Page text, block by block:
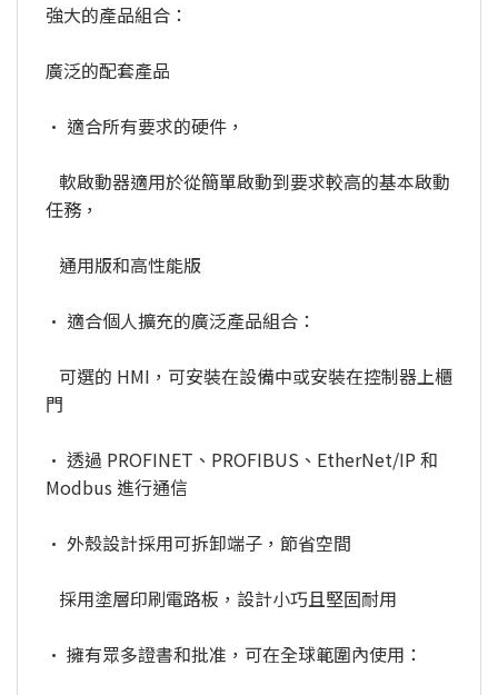
強大的產品組合：
廣泛的配套產品
• 適合所有要求的硬件，
軟啟動器適用於從簡單啟動到要求較高的基本啟動
任務，
通用版和高性能版
• 適合個人擴充的廣泛產品組合：
可選的 HMI，可安裝在設備中或安裝在控制器上櫃
門
• 透過 PROFINET、PROFIBUS、EtherNet/IP 和
Modbus 進行通信
• 外殼設計採用可拆卸端子，節省空間
採用塗層印刷電路板，設計小巧且堅固耐用
• 擁有眾多證書和批准，可在全球範圍內使用：